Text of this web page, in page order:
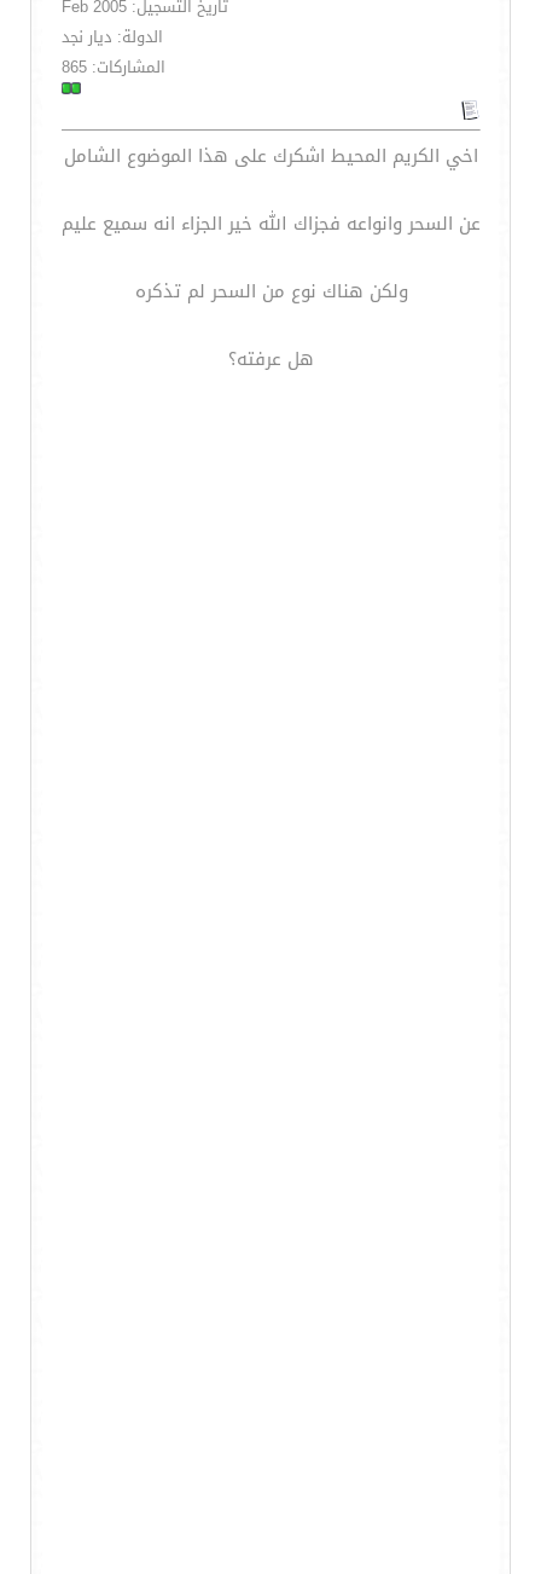
تاريخ التسجيل: Feb 2005
الدولة: ديار نجد
المشاركات: 865
اخي الكريم المحيط اشكرك على هذا الموضوع الشامل
عن السحر وانواعه فجزاك الله خير الجزاء انه سميع عليم
ولكن هناك نوع من السحر لم تذكره
هل عرفته؟